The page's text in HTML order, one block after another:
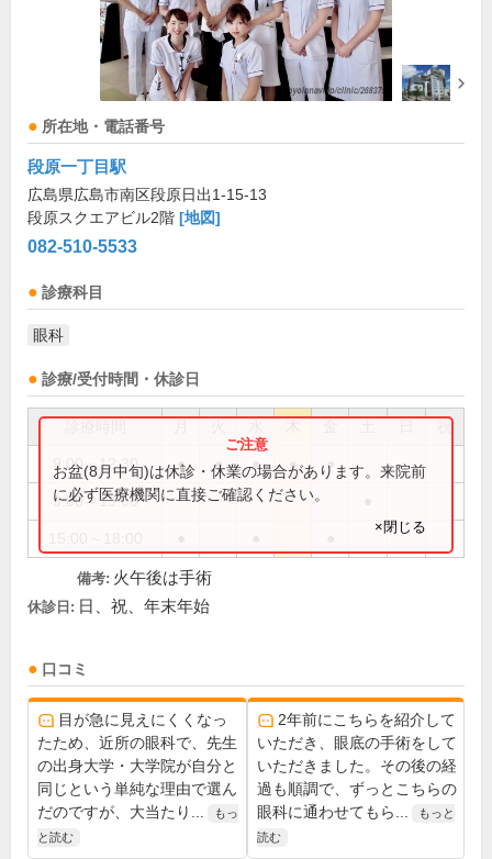
所在地・電話番号
段原一丁目駅
広島県広島市南区段原日出1-15-13
段原スクエアビル2階 [地図]
082-510-5533
診療科目
眼科
診療/受付時間・休診日
祝
9:00～12:30 ● ● ● ● ●
9:00～13:00
お盆(8月中旬)は休診・休業の場合があります。来院前
に必ず医療機関に直接ご確認ください。
×閉じる
備考: 火午後は手術
休診日: 日、祝、年末年始
口コミ
目が急に見えにくくなっ
たため、近所の眼科で、先生
の出身大学・大学院が自分と
同じという単純な理由で選ん
だのですが、大当たり...
もっ
と読む
2年前にこちらを紹介して
いただき、眼底の手術をして
いただきました。その後の経
過も順調で、ずっとこちらの
眼科に通わせてもら...
もっと
読む